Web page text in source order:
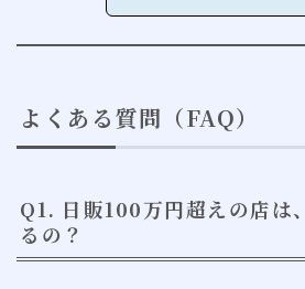
よくある質問（FAQ）
Q1. 日販100万円超えの店は
るの？